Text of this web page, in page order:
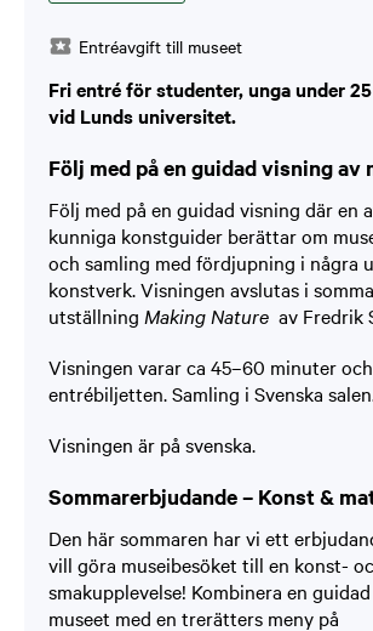
Entréavgift till museet
Fri entré för studenter, unga under
vid Lunds universitet.
Följ med på en guidad visning av
Följ med på en guidad visning där en
kunniga konstguider berättar om
och samling med fördjupning i några
konstverk. Visningen avslutas i
utställning Making Nature av Fredrik
Visningen varar ca 45–60 minuter
entrébiljetten. Samling i Svenska
Visningen är på svenska.
Sommarerbjudande – Konst &
Den här sommaren har vi ett
vill göra museibesöket till en konst-
smakupplevelse! Kombinera en
museet med en trerätters meny på